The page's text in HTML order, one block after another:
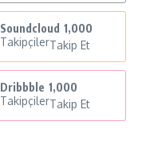
Soundcloud 1,000
TakipçilerTakip Et
Dribbble 1,000
TakipçilerTakip Et